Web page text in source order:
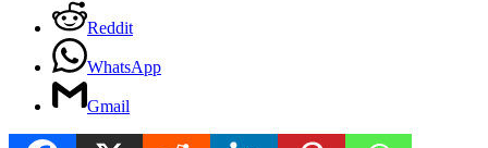
Reddit
WhatsApp
Gmail